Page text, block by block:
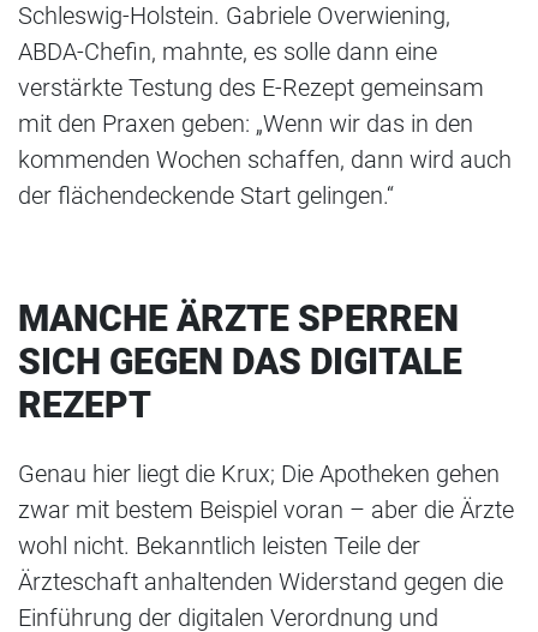
Schleswig-Holstein. Gabriele Overwiening,
ABDA-Chefin, mahnte, es solle dann eine
verstärkte Testung des E-Rezept gemeinsam
mit den Praxen geben: „Wenn wir das in den
kommenden Wochen schaffen, dann wird auch
der flächendeckende Start gelingen.“
MANCHE ÄRZTE SPERREN
SICH GEGEN DAS DIGITALE
REZEPT
Genau hier liegt die Krux; Die Apotheken gehen
zwar mit bestem Beispiel voran – aber die Ärzte
wohl nicht. Bekanntlich leisten Teile der
Ärzteschaft anhaltenden Widerstand gegen die
Einführung der digitalen Verordnung und